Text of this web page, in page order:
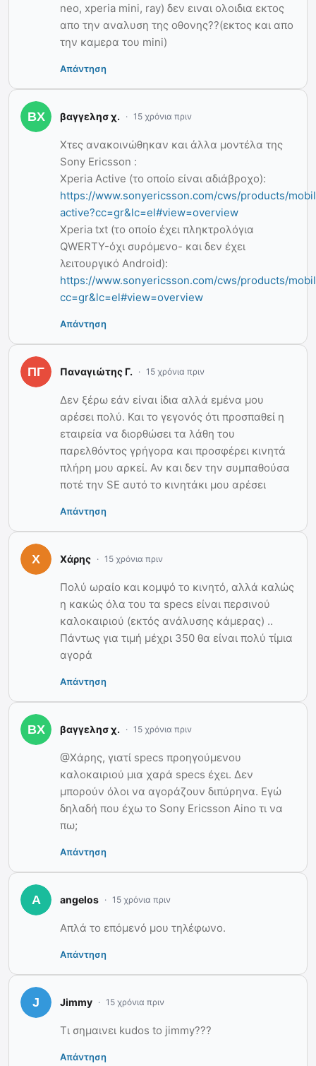
neo, xperia mini, ray) δεν ειναι ολοιδια εκτος
απο την αναλυση της οθονης??(εκτος και απο
την καμερα του mini)
Απάντηση
βαγγελησ χ. 15 χρόνια πριν
Χτες ανακοινώθηκαν και άλλα μοντέλα της
Sony Ericsson :
Xperia Active (το οποίο είναι αδιάβροχο):
https://www.sonyericsson.com/cws/products/
active?cc=gr&lc=el#view=overview
Χperia txt (το οποίο έχει πληκτρολόγια
QWERTY-όχι συρόμενο- και δεν έχει
λειτουργικό Android):
https://www.sonyericsson.com/cws/products/
cc=gr&lc=el#view=overview
Απάντηση
Παναγιώτης Γ. 15 χρόνια πριν
Δεν ξέρω εάν είναι ίδια αλλά εμένα μου
αρέσει πολύ. Και το γεγονός ότι προσπαθεί η
εταιρεία να διορθώσει τα λάθη του
παρελθόντος γρήγορα και προσφέρει κινητά
πλήρη μου αρκεί. Αν και δεν την συμπαθούσα
ποτέ την SE αυτό το κινητάκι μου αρέσει
Απάντηση
Χάρης 15 χρόνια πριν
Πολύ ωραίο και κομψό το κινητό, αλλά καλώς
η κακώς όλα του τα specs είναι περσινού
καλοκαιριού (εκτός ανάλυσης κάμερας) ..
Πάντως για τιμή μέχρι 350 θα είναι πολύ τίμια
αγορά
Απάντηση
βαγγελησ χ. 15 χρόνια πριν
@Χάρης, γιατί specs προηγούμενου
καλοκαιριού μια χαρά specs έχει. Δεν
μπορούν όλοι να αγοράζουν διπύρηνα. Εγώ
δηλαδή που έχω το Sony Ericsson Aino τι να
πω;
Απάντηση
angelos 15 χρόνια πριν
Απλά το επόμενό μου τηλέφωνο.
Απάντηση
Jimmy 15 χρόνια πριν
Τι σημαινει kudos to jimmy???
Απάντηση